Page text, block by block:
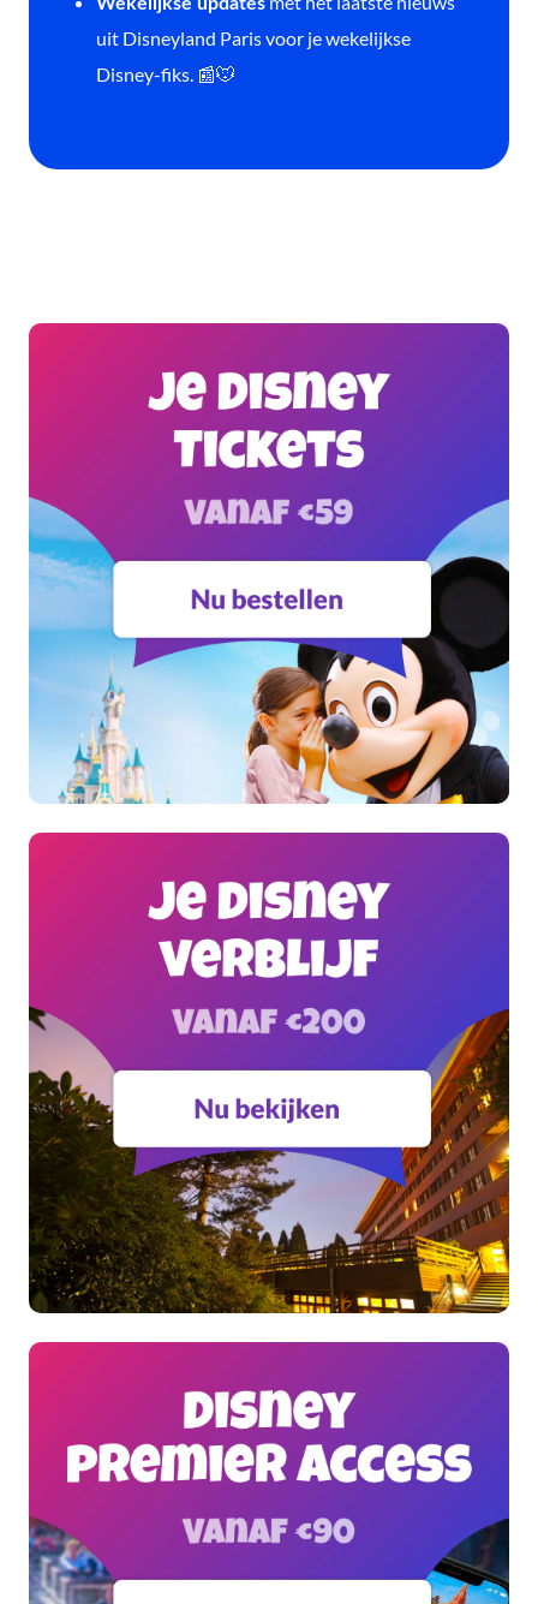
uit Disneyland Paris voor je wekelijkse
Disney-fiks. 📰🐭